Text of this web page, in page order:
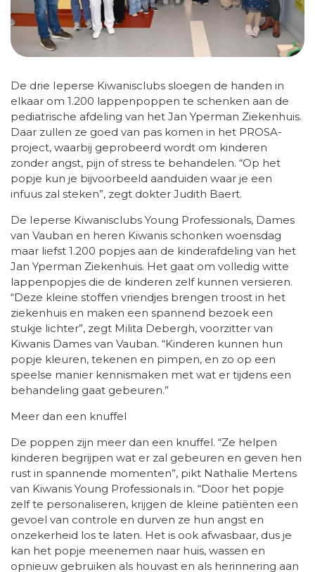
De drie Ieperse Kiwanisclubs sloegen de handen in
elkaar om 1.200 lappenpoppen te schenken aan de
pediatrische afdeling van het Jan Yperman Ziekenhuis.
Daar zullen ze goed van pas komen in het PROSA-
project, waarbij geprobeerd wordt om kinderen
zonder angst, pijn of stress te behandelen. “Op het
popje kun je bijvoorbeeld aanduiden waar je een
infuus zal steken”, zegt dokter Judith Baert.
De Ieperse Kiwanisclubs Young Professionals, Dames
van Vauban en heren Kiwanis schonken woensdag
maar liefst 1.200 popjes aan de kinderafdeling van het
Jan Yperman Ziekenhuis. Het gaat om volledig witte
lappenpopjes die de kinderen zelf kunnen versieren.
“Deze kleine stoffen vriendjes brengen troost in het
ziekenhuis en maken een spannend bezoek een
stukje lichter”, zegt Milita Debergh, voorzitter van
Kiwanis Dames van Vauban. “Kinderen kunnen hun
popje kleuren, tekenen en pimpen, en zo op een
speelse manier kennismaken met wat er tijdens een
behandeling gaat gebeuren.”
Meer dan een knuffel
De poppen zijn meer dan een knuffel. “Ze helpen
kinderen begrijpen wat er zal gebeuren en geven hen
rust in spannende momenten”, pikt Nathalie Mertens
van Kiwanis Young Professionals in. “Door het popje
zelf te personaliseren, krijgen de kleine patiënten een
gevoel van controle en durven ze hun angst en
onzekerheid los te laten. Het is ook afwasbaar, dus je
kan het popje meenemen naar huis, wassen en
opnieuw gebruiken als houvast en als herinnering aan